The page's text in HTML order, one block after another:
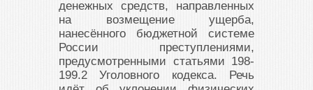
денежных средств, направленных
на возмещение ущерба,
нанесённого бюджетной системе
России преступлениями,
предусмотренными статьями 198-
199.2 Уголовного кодекса. Речь